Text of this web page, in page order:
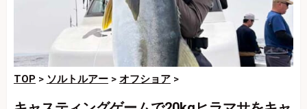
TOP > ソルトルアー > オフショア >